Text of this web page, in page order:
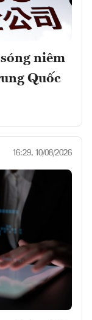
niêm
Quốc
16:29, 10/08/2026